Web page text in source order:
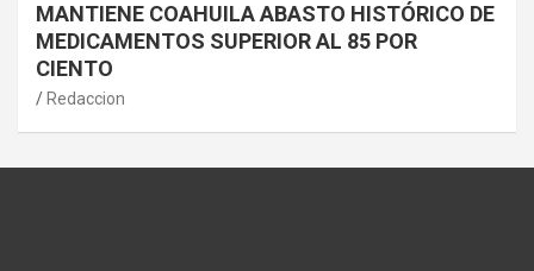
MANTIENE COAHUILA ABASTO HISTÓRICO DE
MEDICAMENTOS SUPERIOR AL 85 POR
CIENTO
Redaccion